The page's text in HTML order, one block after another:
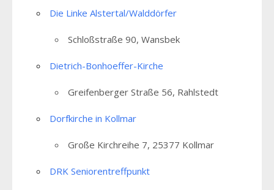
Die Linke Alstertal/Walddörfer
Schloßstraße 90, Wansbek
Dietrich-Bonhoeffer-Kirche
Greifenberger Straße 56, Rahlstedt
Dorfkirche in Kollmar
Große Kirchreihe 7, 25377 Kollmar
DRK Seniorentreffpunkt